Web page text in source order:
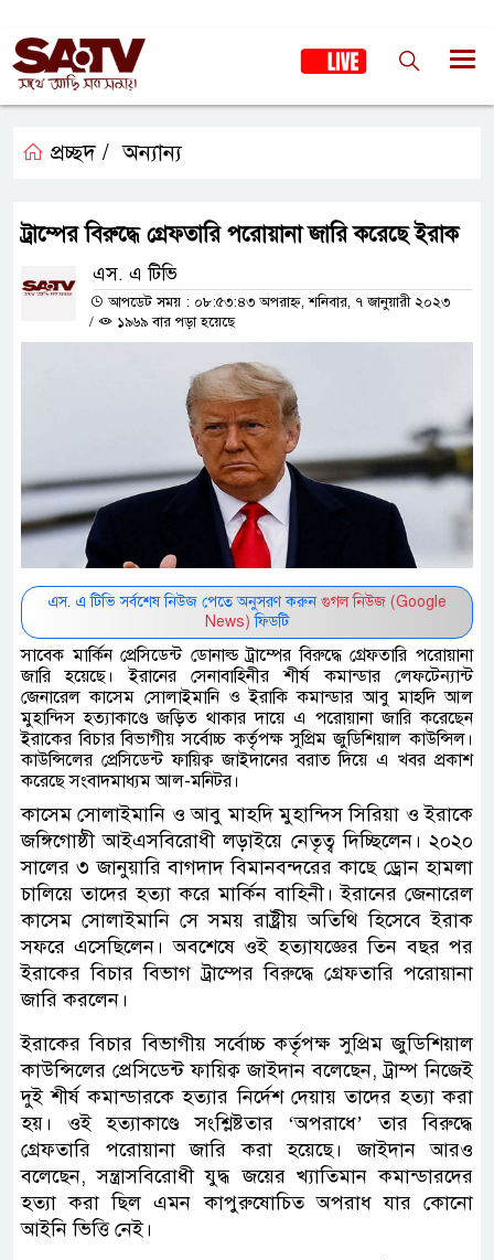
প্রচ্ছদ / অন্যান্য
ট্রাম্পের বিরুদ্ধে গ্রেফতারি পরোয়ানা জারি করেছে ইরাক
এস. এ টিভি
আপডেট সময় : ০৮:৫৩:৪৩ অপরাহ্ন, শনিবার, ৭ জানুয়ারী ২০২৩
/
১৯৬৯ বার পড়া হয়েছে
এস. এ টিভি সর্বশেষ নিউজ পেতে অনুসরণ করুন গুগল নিউজ (Google
News) ফিডটি
সাবেক মার্কিন প্রেসিডেন্ট ডোনাল্ড ট্রাম্পের বিরুদ্ধে গ্রেফতারি পরোয়ানা
জারি হয়েছে। ইরানের সেনাবাহিনীর শীর্ষ কমান্ডার লেফটেন্যান্ট
জেনারেল কাসেম সোলাইমানি ও ইরাকি কমান্ডার আবু মাহদি আল
মুহান্দিস হত্যাকাণ্ডে জড়িত থাকার দায়ে এ পরোয়ানা জারি করেছেন
ইরাকের বিচার বিভাগীয় সর্বোচ্চ কর্তৃপক্ষ সুপ্রিম জুডিশিয়াল কাউন্সিল।
কাউন্সিলের প্রেসিডেন্ট ফায়িক্ব জাইদানের বরাত দিয়ে এ খবর প্রকাশ
করেছে সংবাদমাধ্যম আল-মনিটর।
কাসেম সোলাইমানি ও আবু মাহদি মুহান্দিস সিরিয়া ও ইরাকে
জঙ্গিগোষ্ঠী আইএসবিরোধী লড়াইয়ে নেতৃত্ব দিচ্ছিলেন। ২০২০
সালের ৩ জানুয়ারি বাগদাদ বিমানবন্দরের কাছে ড্রোন হামলা
চালিয়ে তাদের হত্যা করে মার্কিন বাহিনী। ইরানের জেনারেল
কাসেম সোলাইমানি সে সময় রাষ্ট্রীয় অতিথি হিসেবে ইরাক
সফরে এসেছিলেন। অবশেষে ওই হত্যাযজ্ঞের তিন বছর পর
ইরাকের বিচার বিভাগ ট্রাম্পের বিরুদ্ধে গ্রেফতারি পরোয়ানা
জারি করলেন।
ইরাকের বিচার বিভাগীয় সর্বোচ্চ কর্তৃপক্ষ সুপ্রিম জুডিশিয়াল
কাউন্সিলের প্রেসিডেন্ট ফায়িক্ব জাইদান বলেছেন, ট্রাম্প নিজেই
দুই শীর্ষ কমান্ডারকে হত্যার নির্দেশ দেয়ায় তাদের হত্যা করা
হয়। ওই হত্যাকাণ্ডে সংশ্লিষ্টতার ‘অপরাধে’ তার বিরুদ্ধে
গ্রেফতারি পরোয়ানা জারি করা হয়েছে। জাইদান আরও
বলেছেন, সন্ত্রাসবিরোধী যুদ্ধ জয়ের খ্যাতিমান কমান্ডারদের
হত্যা করা ছিল এমন কাপুরুষোচিত অপরাধ যার কোনো
আইনি ভিত্তি নেই।